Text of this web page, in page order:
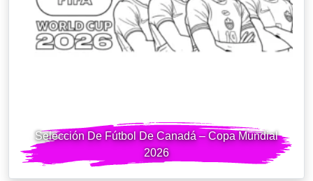
Selección De Fútbol De Canadá – Copa Mundial
2026